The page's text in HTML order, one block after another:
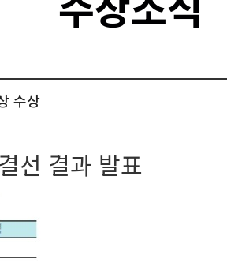
수상
선 결과 발표